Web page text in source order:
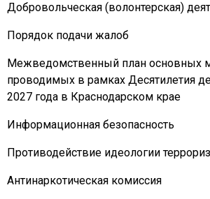
Добровольческая (волонтерская)
Порядок подачи жалоб
Межведомственный план основных
проводимых в рамках Десятилетия
2027 года в Краснодарском крае
Информационная безопасность
Противодействие идеологии
Антинаркотическая комиссия